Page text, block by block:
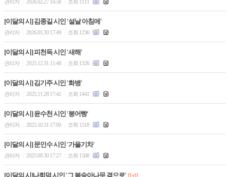
관리자 2026.02.27 14:58 조회 1111
[이달의 시] 김종길 시인 '설날 아침에'
관리자 2026.01.30 17:49 조회 1236
[이달의 시] 피천득 시인 '새해'
관리자 2025.12.31 11:48 조회 1326
[이달의 시] 김기주 시인 '화병'
관리자 2025.11.28 17:42 조회 1441
[이달의 시] 윤수천 시인 '붕어빵'
관리자 2025.10.31 17:00 조회 1518
[이달의 시] 문인수 시인 '가을기차'
관리자 2025.09.30 17:27 조회 1508
[이달의 시]나희덕 시인 '그 복숭아나무 곁으로' [1+1]